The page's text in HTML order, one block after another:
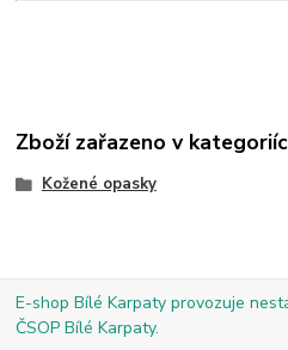
Zboží zařazeno v
Kožené opasky
E-shop Bílé Karpaty provozuje
ČSOP Bílé Karpaty.